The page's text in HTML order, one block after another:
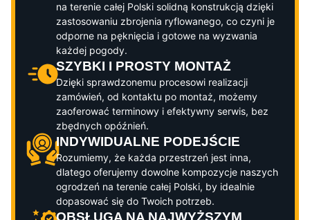
na terenie całej Polski solidną konstrukcją dzięki
zastosowaniu zbrojenia ryflowanego, co czyni je
odporne na pęknięcia i gotowe na wyzwania
każdej pogody.
SZYBKI I PROSTY MONTAŻ
Dzięki sprawdzonemu procesowi realizacji
zamówień, od kontaktu po montaż, możemy
zaoferować terminowy i efektywny serwis, bez
zbędnych opóźnień.
INDYWIDUALNE PODEJŚCIE
Rozumiemy, że każda przestrzeń jest inna,
dlatego oferujemy dowolne kompozycje naszych
ogrodzeń na terenie całej Polski, by idealnie
dopasować się do Twoich potrzeb.
OBSŁUGA NA NAJWYŻSZYM